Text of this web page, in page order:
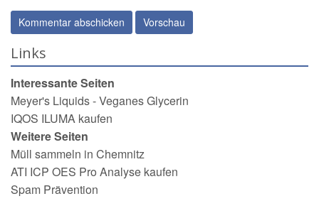
Links
Interessante Seiten
Meyer's Liquids - Veganes Glycerin
IQOS ILUMA kaufen
Weitere Seiten
Müll sammeln in Chemnitz
ATI ICP OES Pro Analyse kaufen
Spam Prävention